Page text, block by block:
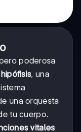
poderosa
hipófisis, una
una orquesta
tu cuerpo.
vitales